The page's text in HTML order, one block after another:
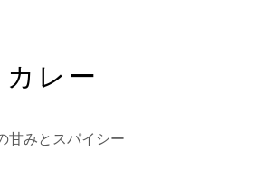
レー
甘みとスパイシー